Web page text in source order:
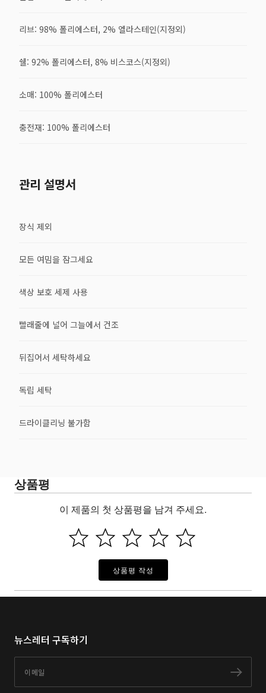
리브: 98% 폴리에스터, 2% 엘라스테인(지정외)
쉘: 92% 폴리에스터, 8% 비스코스(지정외)
소매: 100% 폴리에스터
충전재: 100% 폴리에스터
관리 설명서
장식 제외
모든 여밈을 잠그세요
색상 보호 세제 사용
빨래줄에 널어 그늘에서 건조
뒤집어서 세탁하세요
독립 세탁
드라이클리닝 불가함
상품평
이 제품의 첫 상품평을 남겨 주세요.
상품평 작성
뉴스레터 구독하기
구독